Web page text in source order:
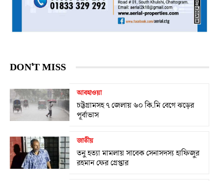
DON'T MISS
আবহাওয়া
চট্টগ্রামসহ ৭ জেলায় ৬০ কি.মি বেগে ঝড়ের
পূর্বাভাস
জাতীয়
তনু হত্যা মামলায় সাবেক সেনাসদস্য হাফিজুর
রহমান ফের গ্রেপ্তার